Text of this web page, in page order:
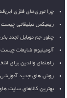
چرا توری‌های فلزی
ریمیکس تبلیغاتی چیست
چطور جم موبایل لجند
آلومینیوم ضایعات
راهنمای والدین برای
روش های جدید آموزشی
بهترین کالاهای سایت